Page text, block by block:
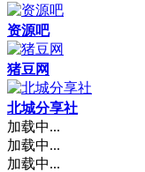
资源吧
猪豆网
北城分享社
加载中...
加载中...
加载中...